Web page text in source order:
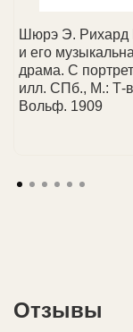
Шюрэ Э. Рихард
и его
драма. С
илл. СПб., М.: Т-
Вольф. 1909
Отзывы